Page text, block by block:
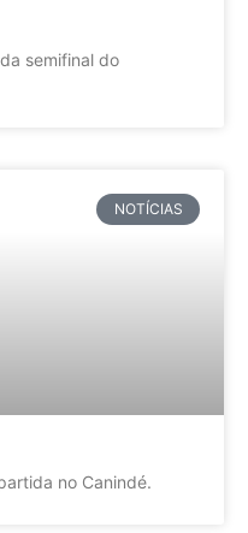
semifinal do
NOTÍCIAS
no Canindé.